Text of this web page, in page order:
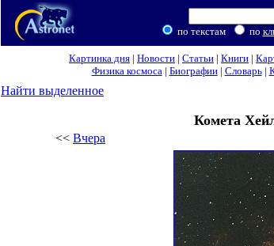
по текстам по
Картинка дня | Новости | Статьи | Книги |
Физика космоса| Биографии| Словарь|
Найти выделенное
Комета
<< Вчера